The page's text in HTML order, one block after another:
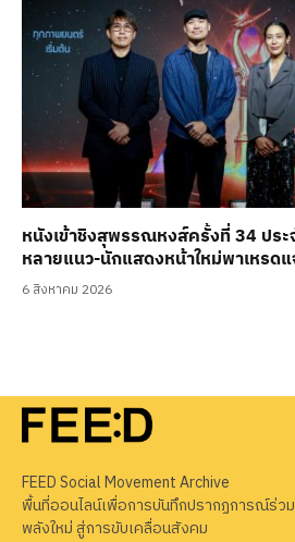
หนังเข้าชิงสุพรรณหงส์ครั้งที่ 34 ปร
หลายแนว-นักแสดงหน้าใหม่พาเหรดแ
6 สิงหาคม 2026
FEED Social Movement Archive
พื้นที่ออนไลน์เพื่อการบันทึกปรากฏการณ์ร่ว
พลังใหม่ สู่การขับเคลื่อนสังคม